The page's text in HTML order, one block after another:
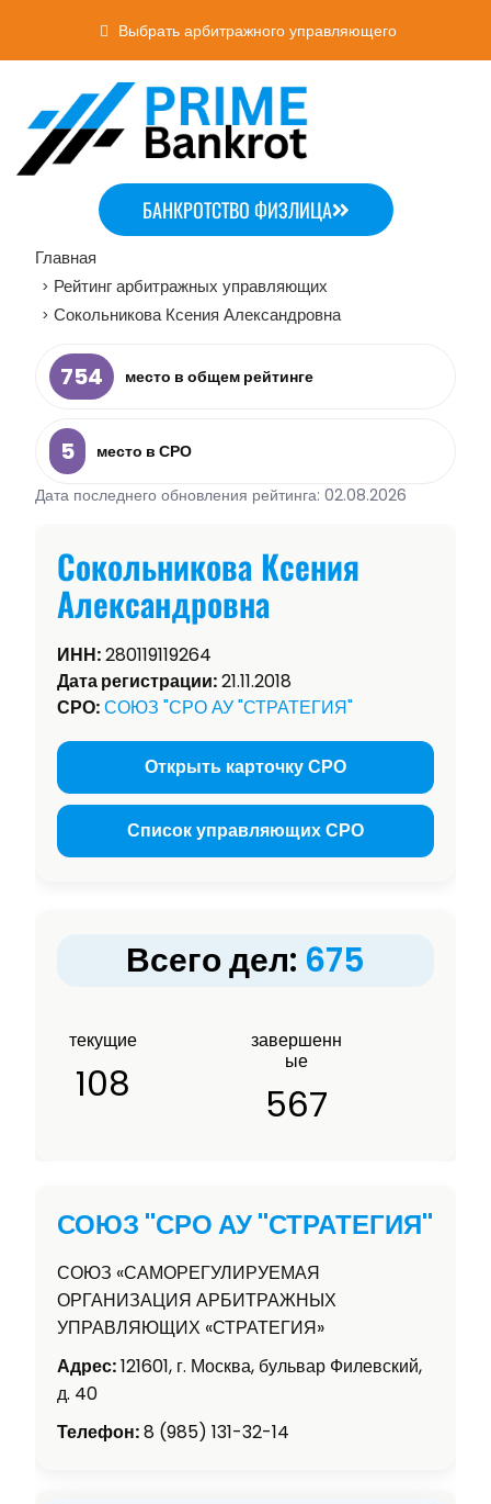
Выбрать арбитражного управляющего
БАНКРОТСТВО ФИЗЛИЦА
Главная
> Рейтинг арбитражных управляющих
> Сокольникова Ксения Александровна
754 место в общем рейтинге
5
место в СРО
Дата последнего обновления рейтинга: 02.08.2026
Сокольникова Ксения
Александровна
ИНН:280119119264
Дата регистрации:21.11.2018
СРО:СОЮЗ "СРО АУ "СТРАТЕГИЯ"
Открыть карточку СРО
Список управляющих СРО
Всего дел: 675
текущие
108
завершенн
ые
567
СОЮЗ "СРО АУ "СТРАТЕГИЯ"
СОЮЗ «САМОРЕГУЛИРУЕМАЯ
ОРГАНИЗАЦИЯ АРБИТРАЖНЫХ
УПРАВЛЯЮЩИХ «СТРАТЕГИЯ»
Адрес:121601, г. Москва, бульвар Филевский,
д. 40
Телефон:8 (985) 131-32-14